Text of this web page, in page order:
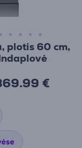
plotis 60 cm,
€